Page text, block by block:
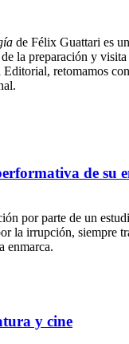
de Félix Guattari es
la preparación y
retomamos
de su
por parte de un
la irrupción, siempre
enmarca.
y cine